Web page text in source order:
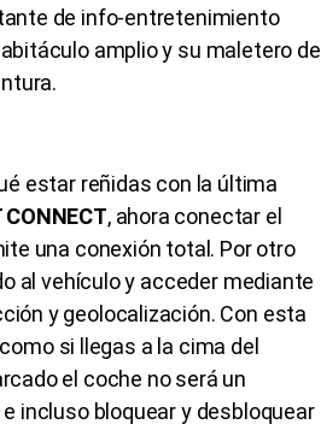
de info-entretenimiento
amplio y su maletero de
estar reñidas con la última
, ahora conectar el
una conexión total. Por otro
al vehículo y acceder mediante
y geolocalización. Con esta
si llegas a la cima del
el coche no será un
incluso bloquear y desbloquear